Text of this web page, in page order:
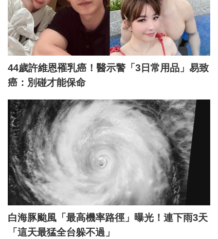
44歲許維恩罹乳癌！醫示警「3日常用品」易致
癌：別碰才能保命
白海豚颱風「最高機率路徑」曝光！連下雨3天
「這天最猛全台躲不過」